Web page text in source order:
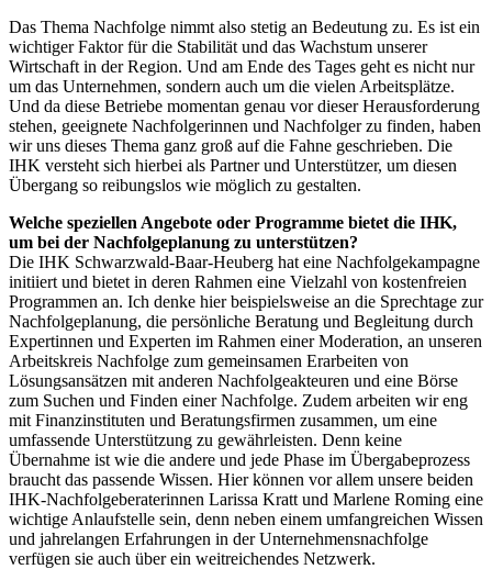
Das Thema Nachfolge nimmt also stetig an Bedeutung zu. Es ist ein
wichtiger Faktor für die Stabilität und das Wachstum unserer
Wirtschaft in der Region. Und am Ende des Tages geht es nicht nur
um das Unternehmen, sondern auch um die vielen Arbeitsplätze.
Und da diese Betriebe momentan genau vor dieser Herausforderung
stehen, geeignete Nachfolgerinnen und Nachfolger zu finden, haben
wir uns dieses Thema ganz groß auf die Fahne geschrieben. Die
IHK versteht sich hierbei als Partner und Unterstützer, um diesen
Übergang so reibungslos wie möglich zu gestalten.
Welche speziellen Angebote oder Programme bietet die IHK,
um bei der Nachfolgeplanung zu unterstützen?
Die IHK Schwarzwald-Baar-Heuberg hat eine Nachfolgekampagne
initiiert und bietet in deren Rahmen eine Vielzahl von kostenfreien
Programmen an. Ich denke hier beispielsweise an die Sprechtage zur
Nachfolgeplanung, die persönliche Beratung und Begleitung durch
Expertinnen und Experten im Rahmen einer Moderation, an unseren
Arbeitskreis Nachfolge zum gemeinsamen Erarbeiten von
Lösungsansätzen mit anderen Nachfolgeakteuren und eine Börse
zum Suchen und Finden einer Nachfolge. Zudem arbeiten wir eng
mit Finanzinstituten und Beratungsfirmen zusammen, um eine
umfassende Unterstützung zu gewährleisten. Denn keine
Übernahme ist wie die andere und jede Phase im Übergabeprozess
braucht das passende Wissen. Hier können vor allem unsere beiden
IHK-Nachfolgeberaterinnen Larissa Kratt und Marlene Roming eine
wichtige Anlaufstelle sein, denn neben einem umfangreichen Wissen
und jahrelangen Erfahrungen in der Unternehmensnachfolge
verfügen sie auch über ein weitreichendes Netzwerk.